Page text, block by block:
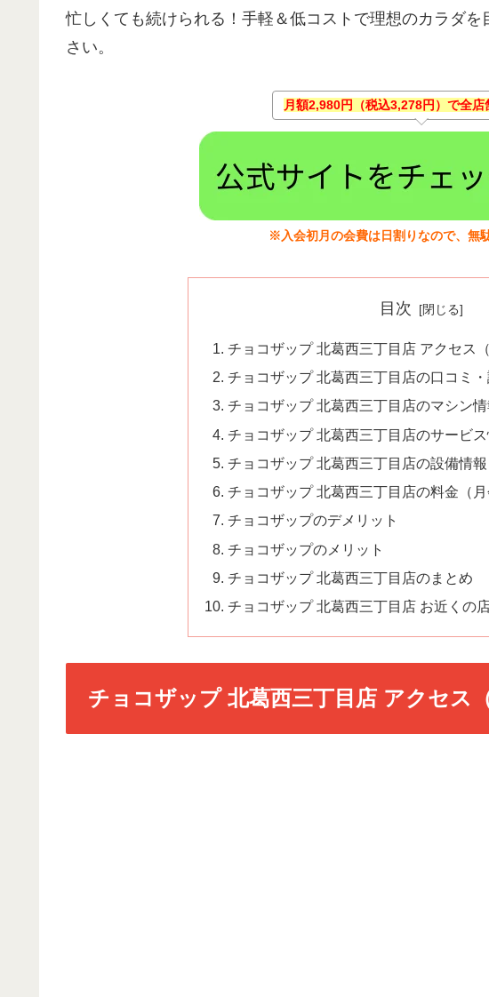
忙しくても続けられる！手軽＆低コストで理想のカラダ
さい。
月額2,980円（税込3,278円）で全店
※入会初月の会費は日割りなので、無
目次
チョコザップ 北葛西三丁目店 アクセス（
チョコザップ 北葛西三丁目店の口コミ
チョコザップ 北葛西三丁目店のマシン情
チョコザップ 北葛西三丁目店のサービス
チョコザップ 北葛西三丁目店の設備情報
チョコザップ 北葛西三丁目店の料金（月
チョコザップのデメリット
チョコザップのメリット
チョコザップ 北葛西三丁目店のまとめ
チョコザップ 北葛西三丁目店 お近くの
チョコザップ 北葛西三丁目店 アクセス（